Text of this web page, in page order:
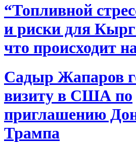
“Топливной
и риски для
что происходит
Садыр Жапаров
визиту в США по
приглашению
Трампа